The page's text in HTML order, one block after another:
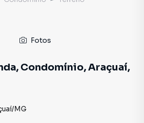
Fotos
Condomínio, Araçuaí,
/MG